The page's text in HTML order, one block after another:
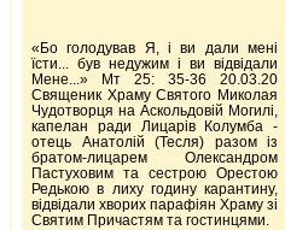
«Бо голодував Я, і ви дали мені
їсти... був недужим і ви відвідали
Мене...» Мт 25: 35-36 20.03.20
Священик Храму Святого Миколая
Чудотворця на Аскольдовій Могилі,
капелан ради Лицарів Колумба -
отець Анатолій (Тесля) разом із
братом-лицарем Олександром
Пастуховим та сестрою Орестою
Редькою в лиху годину карантину,
відвідали хворих парафіян Храму зі
Святим Причастям та гостинцями.